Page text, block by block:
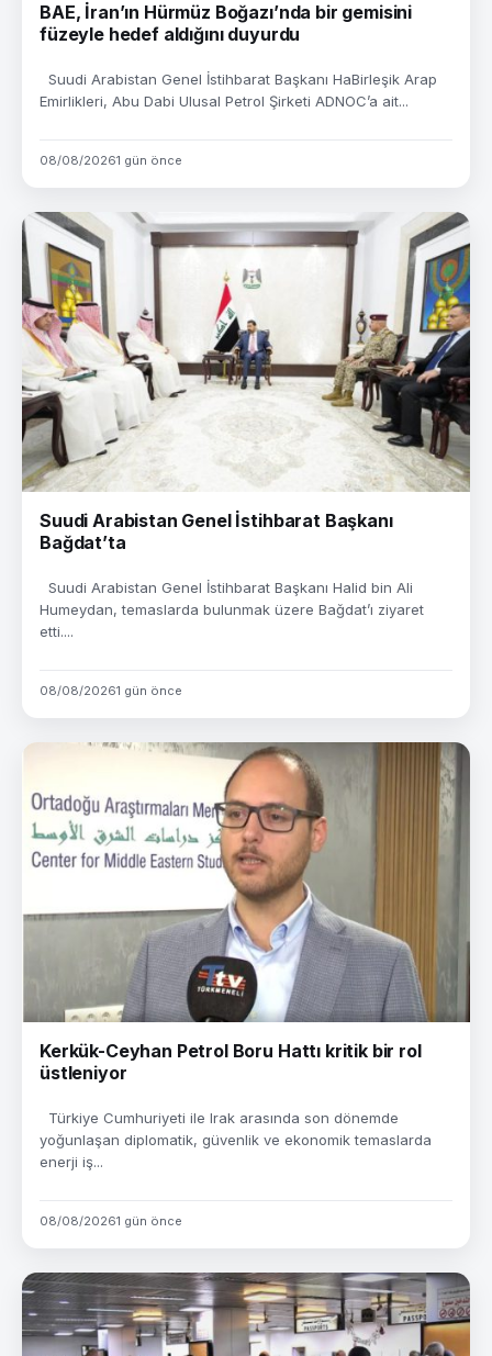
BAE, İran’ın Hürmüz Boğazı’nda bir gemisini
füzeyle hedef aldığını duyurdu
Suudi Arabistan Genel İstihbarat Başkanı HaBirleşik Arap
Emirlikleri, Abu Dabi Ulusal Petrol Şirketi ADNOC’a ait...
08/08/20261 gün önce
Suudi Arabistan Genel İstihbarat Başkanı
Bağdat’ta
Suudi Arabistan Genel İstihbarat Başkanı Halid bin Ali
Humeydan, temaslarda bulunmak üzere Bağdat’ı ziyaret
etti....
08/08/20261 gün önce
Kerkük-Ceyhan Petrol Boru Hattı kritik bir rol
üstleniyor
Türkiye Cumhuriyeti ile Irak arasında son dönemde
yoğunlaşan diplomatik, güvenlik ve ekonomik temaslarda
enerji iş...
08/08/20261 gün önce